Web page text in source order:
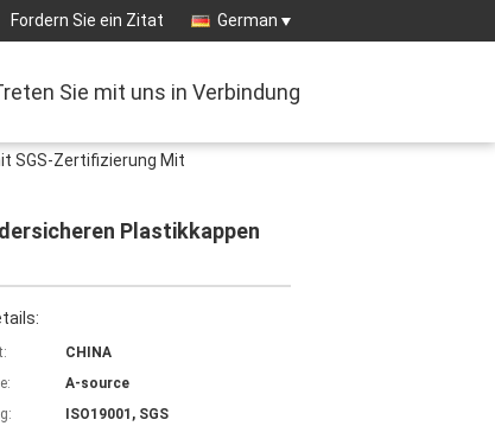
Fordern Sie ein Zitat German
Sie mit uns in Verbindung
SGS-Zertifizierung Mit
Plastikkappen
CHINA
A-source
ISO19001, SGS